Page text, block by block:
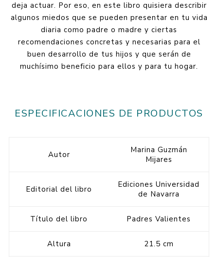
deja actuar. Por eso, en este libro quisiera describir
algunos miedos que se pueden presentar en tu vida
diaria como padre o madre y ciertas
recomendaciones concretas y necesarias para el
buen desarrollo de tus hijos y que serán de
muchísimo beneficio para ellos y para tu hogar.
ESPECIFICACIONES DE PRODUCTOS
Autor
Marina Guzmán
Mijares
Editorial del libro
Ediciones Universidad
de Navarra
Título del libro Padres Valientes
Altura 21.5 cm